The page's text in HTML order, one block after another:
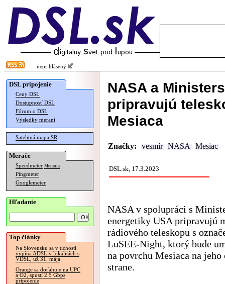
neprihlásený
DSL pripojenie
Ceny DSL
Dostupnosť DSL
Fórum o DSL
Výsledky meraní
Satelitná mapa SR
Merače
Speedmeter Merania
Pingmeter
Googlemeter
Hľadanie
Top články
Na Slovensku sa v tichosti
vypína ADSL v lokalitách s
VDSL, už 31. mája
Orange sa doťahuje na UPC
a O2, spustí 2.5 Gbps
pripojenie
NASA a
pripravujú
Mesiaca
Značky: vesmír NASA Mesiac
DSL.sk, 17.3.2023
NASA v spolupráci s
energetiky USA pripravujú
rádiového teleskopu s
LuSEE-Night, ktorý bude
na povrchu Mesiaca na jeho
strane.